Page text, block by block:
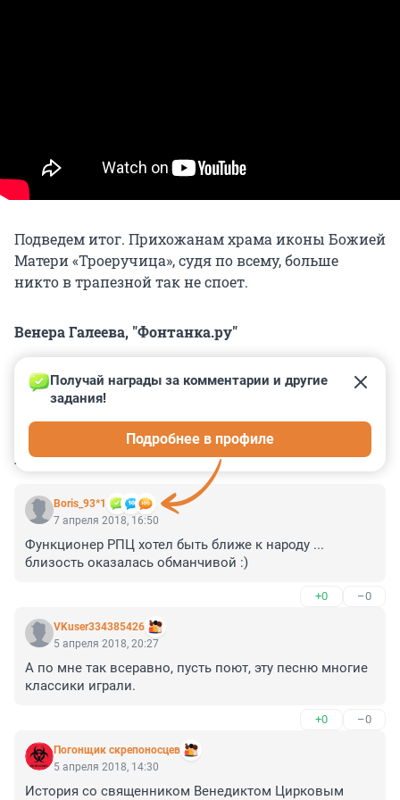
Подведем итог. Прихожанам храма иконы Божией
Матери «Троеручица», судя по всему, больше
никто в трапезной так не споет.
Венера Галеева, "Фонтанка.ру"
КОММЕНТАРИИ 20
Boris_93*1
Получай награды за комментарии и другие
задания!
Подробнее в профиле
7 апреля 2018, 16:50
Функционер РПЦ хотел быть ближе к народу ...
близость оказалась обманчивой :)
+0 –0
VKuser334385426
5 апреля 2018, 20:27
А по мне так всеравно, пусть поют, эту песню многие
классики играли.
+0 –0
Погонщик скрепоносцев
5 апреля 2018, 14:30
История со священником Венедиктом Цирковым